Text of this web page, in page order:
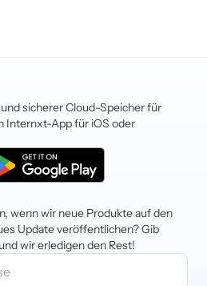
sicherer Cloud-Speicher für
Internxt-App für iOS oder
wenn wir neue Produkte auf den
Update veröffentlichen? Gib
wir erledigen den Rest!